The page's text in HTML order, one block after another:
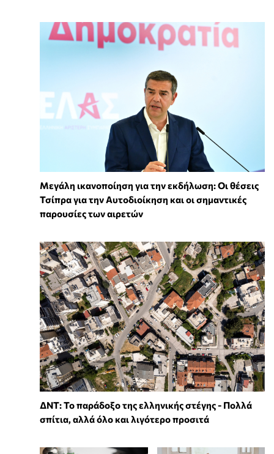
Μεγάλη ικανοποίηση για την εκδήλωση: Οι θέσεις
Τσίπρα για την Αυτοδιοίκηση και οι σημαντικές
παρουσίες των αιρετών
ΔΝΤ: Το παράδοξο της ελληνικής στέγης - Πολλά
σπίτια, αλλά όλο και λιγότερο προσιτά